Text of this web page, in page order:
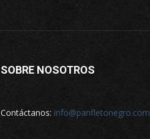
SOBRE NOSOTROS
Contáctanos: info@panfletonegro.com